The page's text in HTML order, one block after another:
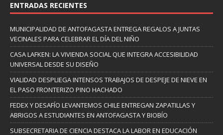
ENTRADAS RECIENTES
MUNICIPALIDAD DE ANTOFAGASTA ENTREGA REGALOS A JUNTAS
VECINALES PARA CELEBRAR EL DÍA DEL NIÑO
CASA LAFKEN: LA VIVIENDA SOCIAL QUE INTEGRA ACCESIBILIDAD
UNIVERSAL DESDE SU DISEÑO
VIALIDAD DESPLIEGA INTENSOS TRABAJOS DE DESPEJE DE NIEVE EN
EL PASO FRONTERIZO PINO HACHADO
FEDEX Y DESAFÍO LEVANTEMOS CHILE ENTREGAN ZAPATILLAS Y
ABRIGOS A ESTUDIANTES EN ANTOFAGASTA Y BIOBÍO
SUBSECRETARIA DE CIENCIA DESTACA LA LABOR EN EDUCACIÓN